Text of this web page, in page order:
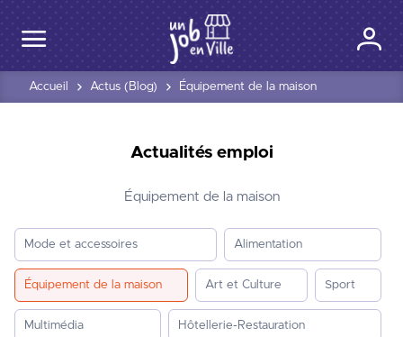
Accueil Actus (Blog) Équipement de la maison
Actualités emploi
Équipement de la maison
Mode et accessoires Alimentation
Équipement de la maison Art et Culture Sport
Multimédia Hôtellerie-Restauration